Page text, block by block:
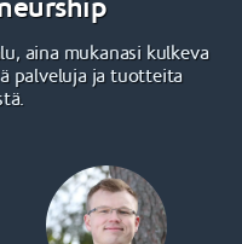
aina mukanasi kulkeva
palveluja ja tuotteita